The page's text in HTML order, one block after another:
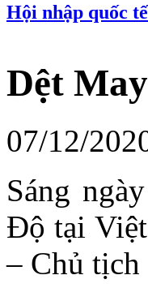
Hội nhập quốc tế
Dệt
07/12/
Sáng
Độ tại
– Chủ